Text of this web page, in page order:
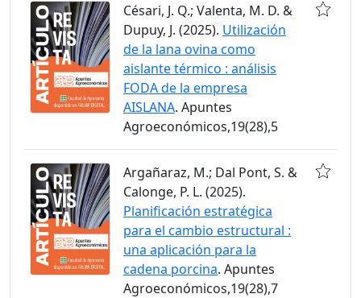
Césari, J. Q.; Valenta, M. D. &
Dupuy, J. (2025). Utilización
de la lana ovina como
aislante térmico : análisis
FODA de la empresa
AISLANA. Apuntes
Agroeconómicos,19(28),5
Argañaraz, M.; Dal Pont, S. &
Calonge, P. L. (2025).
Planificación estratégica
para el cambio estructural :
una aplicación para la
cadena porcina. Apuntes
Agroeconómicos,19(28),7